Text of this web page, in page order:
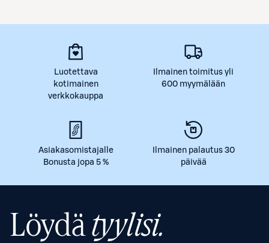
Luotettava
kotimainen
verkkokauppa
Ilmainen toimitus yli
600 myymälään
Asiakasomistajalle
Bonusta jopa 5 %
Ilmainen palautus 30
päivää
Löydätyylisi.